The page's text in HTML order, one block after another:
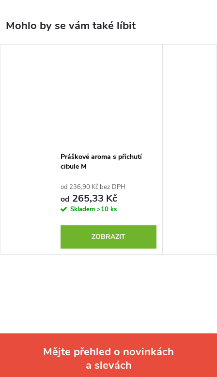
Práškové aroma s příchutí
cibule M
od 236,90 Kč bez DPH
od 265,33 Kč
Skladem >10 ks
ZOBRAZIT
Mějte přehled o novinkách
a slevách